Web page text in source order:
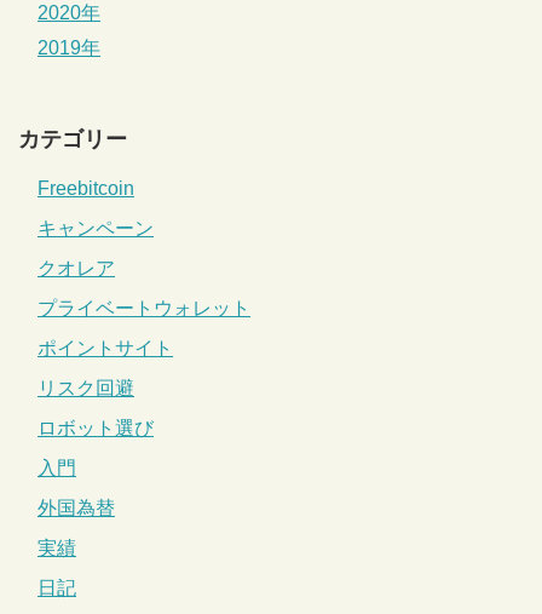
2020年
2019年
カテゴリー
Freebitcoin
キャンペーン
クオレア
プライベートウォレット
ポイントサイト
リスク回避
ロボット選び
入門
外国為替
実績
日記